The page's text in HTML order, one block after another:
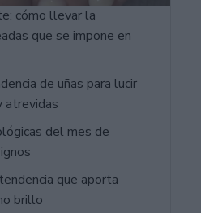
cómo llevar la
que se impone en
de uñas para lucir
atrevidas
del mes de
que aporta
brillo